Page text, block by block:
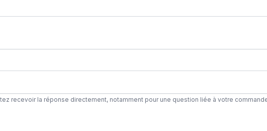
recevoir la réponse directement, notamment pour une question liée à votre